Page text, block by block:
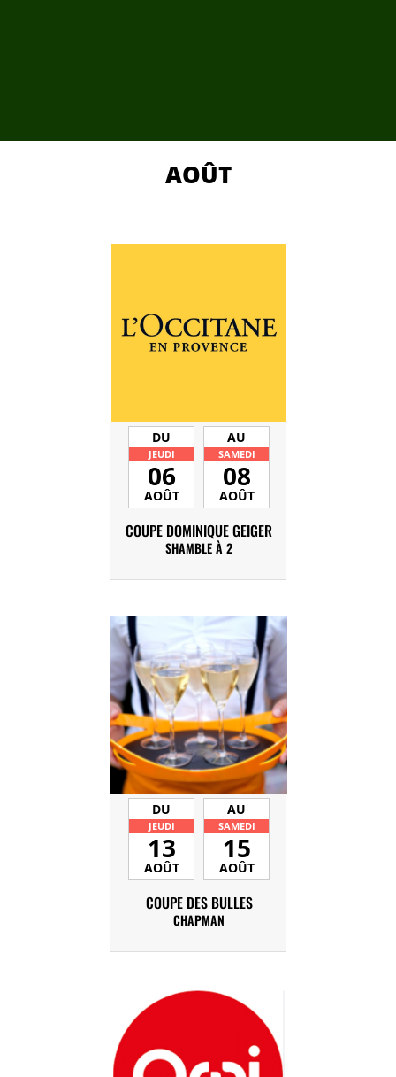
AOÛT
DU
JEUDI
06
AOÛT
AU
SAMEDI
08
AOÛT
COUPE DOMINIQUE GEIGER
SHAMBLE À 2
DU
JEUDI
13
AOÛT
AU
SAMEDI
15
AOÛT
COUPE DES BULLES
CHAPMAN